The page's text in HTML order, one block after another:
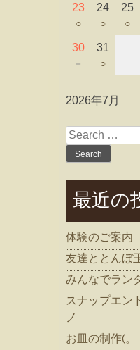
23
○
24
○
25
○
30
－
31
○
2026年7月
Search
for:
最近の
体験のご案内
友達ととんぼ
みんなでラン
スナップエン
ノ
お皿の制作(。